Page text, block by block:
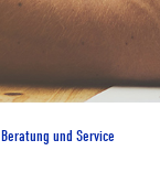
Beratung und Service